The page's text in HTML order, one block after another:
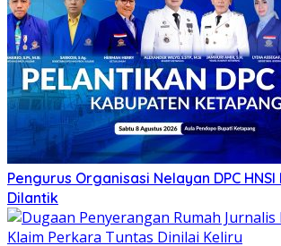
Pengurus Organisasi Nelayan DPC
Dilantik